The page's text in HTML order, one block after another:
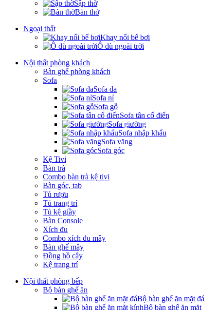
Sập thờ
Bàn thờ
Ngoại thất
Khay nổi bể bơi
Ô dù ngoài trời
Nội thất phòng khách
Bàn ghế phòng khách
Sofa
Sofa da
Sofa nỉ
Sofa gỗ
Sofa tân cổ điển
Sofa giường
Sofa nhập khẩu
Sofa văng
Sofa góc
Kệ Tivi
Bàn trà
Combo bàn trà kệ tivi
Bàn góc, tab
Tủ rượu
Tủ trang trí
Tủ kệ giầy
Bàn Console
Xích đu
Combo xích đu mây
Bàn ghế mây
Đồng hồ cây
Kệ trang trí
Nội thất phòng bếp
Bộ bàn ghế ăn
Bộ bàn ghế ăn mặt đá
Bộ bàn ghế ăn mặt